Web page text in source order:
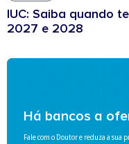
IUC: Saiba quando
2027 e 2028
Há bancos a
Fale com o Doutor e reduza a sua